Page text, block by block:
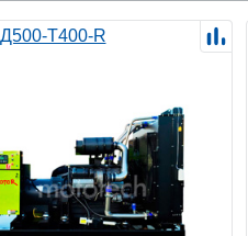
Т400-R